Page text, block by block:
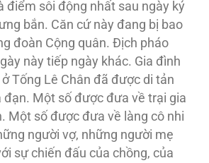
điểm sôi động nhất sau ngày ký
bắn. Căn cứ này đang bị bao
đoàn Cộng quân. Ðịch pháo
này tiếp ngày khác. Gia đình
Tống Lê Chân đã được di tản
đạn. Một số được đưa về trại gia
Một số được đưa về làng cô nhi
người vợ, những người mẹ
sự chiến đấu của chồng, của